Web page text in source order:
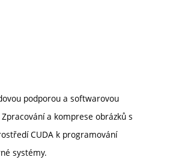
podporou a softwarovou
a komprese obrázků s
CUDA k programování
systémy.